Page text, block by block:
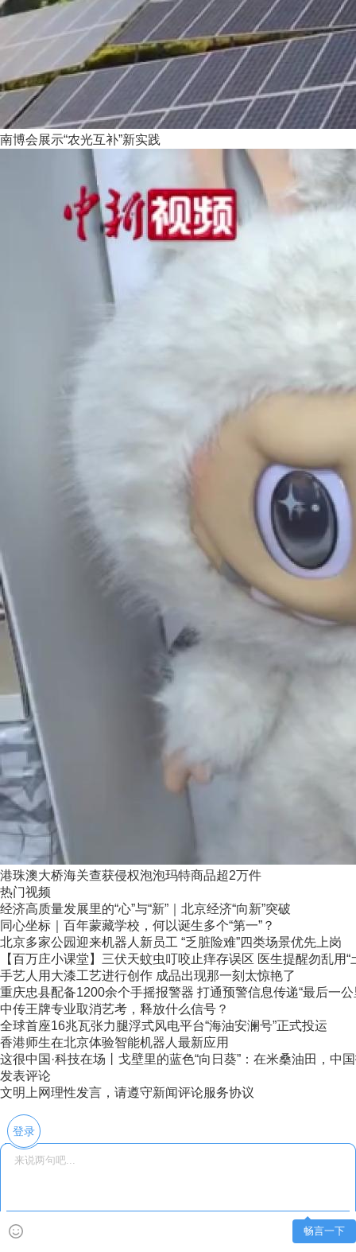
南博会展示“农光互补”新实践
港珠澳大桥海关查获侵权泡泡玛特商品超2万件
热门视频
经济高质量发展里的“心”与“新”｜北京经济“向新”突破
同心坐标｜百年蒙藏学校，何以诞生多个“第一”？
北京多家公园迎来机器人新员工 “乏脏险难”四类场景优先上岗
【百万庄小课堂】三伏天蚊虫叮咬止痒存误区 医生提醒勿乱用“
手艺人用大漆工艺进行创作 成品出现那一刻太惊艳了
重庆忠县配备1200余个手摇报警器 打通预警信息传递“最后一公
中传王牌专业取消艺考，释放什么信号？
全球首座16兆瓦张力腿浮式风电平台“海油安澜号”正式投运
香港师生在北京体验智能机器人最新应用
这很中国·科技在场丨戈壁里的蓝色“向日葵”：在米桑油田，中
发表评论
文明上网理性发言，请遵守新闻评论服务协议
登录
畅言一下